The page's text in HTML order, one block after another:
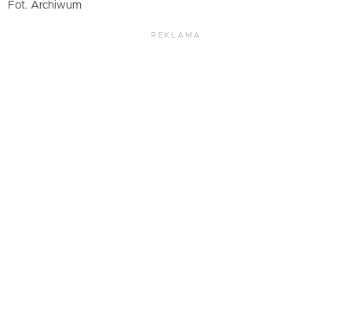
Fot. Archiwum
REKLAMA